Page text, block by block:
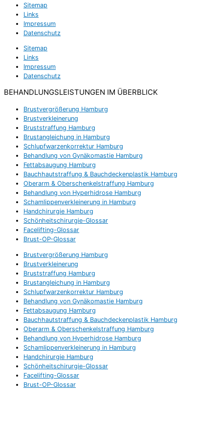
Sitemap
Links
Impressum
Datenschutz
Sitemap
Links
Impressum
Datenschutz
BEHANDLUNGSLEISTUNGEN IM ÜBERBLICK
Brustvergrößerung Hamburg
Brustverkleinerung
Bruststraffung Hamburg
Brustangleichung in Hamburg
Schlupfwarzenkorrektur Hamburg
Behandlung von Gynäkomastie Hamburg
Fettabsaugung Hamburg
Bauchhautstraffung & Bauchdeckenplastik Hamburg
Oberarm & Oberschenkelstraffung Hamburg
Behandlung von Hyperhidrose Hamburg
Schamlippenverkleinerung in Hamburg
Handchirurgie Hamburg
Schönheitschirurgie-Glossar
Facelifting-Glossar
Brust-OP-Glossar
Brustvergrößerung Hamburg
Brustverkleinerung
Bruststraffung Hamburg
Brustangleichung in Hamburg
Schlupfwarzenkorrektur Hamburg
Behandlung von Gynäkomastie Hamburg
Fettabsaugung Hamburg
Bauchhautstraffung & Bauchdeckenplastik Hamburg
Oberarm & Oberschenkelstraffung Hamburg
Behandlung von Hyperhidrose Hamburg
Schamlippenverkleinerung in Hamburg
Handchirurgie Hamburg
Schönheitschirurgie-Glossar
Facelifting-Glossar
Brust-OP-Glossar